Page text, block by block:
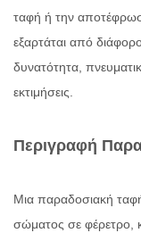
ταφή ή την
εξαρτάται από
δυνατότητα,
εκτιμήσεις.
Περιγραφή
Μια παραδοσιακή
σώματος σε φέρετρο,